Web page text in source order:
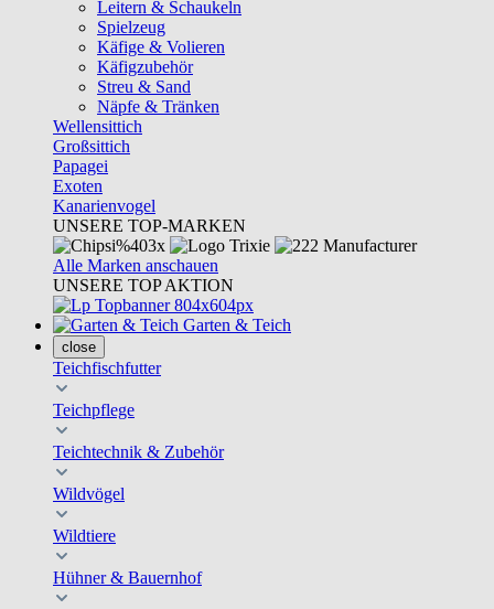
Leitern & Schaukeln
Spielzeug
Käfige & Volieren
Käfigzubehör
Streu & Sand
Näpfe & Tränken
Wellensittich
Großsittich
Papagei
Exoten
Kanarienvogel
UNSERE TOP-MARKEN
Alle Marken anschauen
UNSERE TOP AKTION
Garten & Teich
close
Teichfischfutter
Teichpflege
Teichtechnik & Zubehör
Wildvögel
Wildtiere
Hühner & Bauernhof